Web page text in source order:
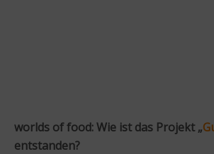
worlds of food: Wie ist das Projekt „
entstanden?